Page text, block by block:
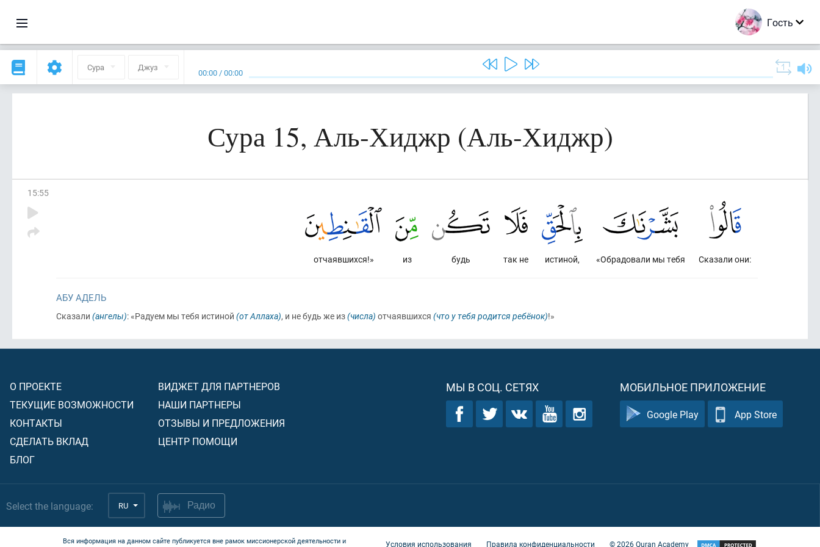
Гость
Сура Джуз 00:00 /00:00
Сура 15, Аль-Хиджр (Аль-Хиджр)
15:55
Сказали они:
«Обрадовали мы тебя
истиной,
так не
будь
из
отчаявшихся!»
АБУ АДЕЛЬ
Сказали (ангелы): «Радуем мы тебя истиной (от Аллаха), и не будь же из(числа) отчаявшихся (что у тебя родится ребёнок)!»
О ПРОЕКТЕ
ТЕКУЩИЕ ВОЗМОЖНОСТИ
КОНТАКТЫ
СДЕЛАТЬ ВКЛАД
БЛОГ
ВИДЖЕТ ДЛЯ ПАРТНЕРОВ
НАШИ ПАРТНЕРЫ
ОТЗЫВЫ И ПРЕДЛОЖЕНИЯ
ЦЕНТР ПОМОЩИ
МЫ В СОЦ. СЕТЯХ МОБИЛЬНОЕ ПРИЛОЖЕНИЕ
Google Play App Store
Select the language: RU Радио
Вся информация на данном сайте публикуется вне рамок миссионерской деятельности и
Условия использования Правила конфиденциальности ©2026Quran Academy